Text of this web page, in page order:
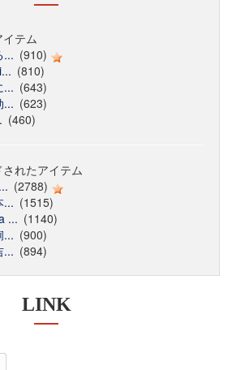
テム
... (910)
(810)
... (643)
... (623)
(460)
れたアイテム
(2788)
... (1515)
... (1140)
... (900)
... (894)
LINK